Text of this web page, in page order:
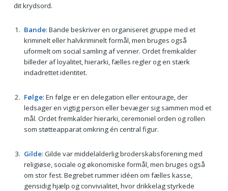
dit krydsord.
Bande: Bande beskriver en organiseret gruppe med et
kriminelt eller halvkriminelt formål, men bruges også
uformelt om social samling af venner. Ordet fremkalder
billeder af loyalitet, hierarki, fælles regler og en stærk
indadrettet identitet.
Følge: En følge er en delegation eller entourage, der
ledsager en vigtig person eller bevæger sig sammen mod et
mål. Ordet fremkalder hierarki, ceremoniel orden og rollen
som støtteapparat omkring én central figur.
Gilde: Gilde var middelalderlig broderskabsforening med
religiøse, sociale og økonomiske formål, men bruges også
om stor fest. Begrebet rummer idéen om fælles kasse,
gensidig hjælp og convivialitet, hvor drikkelag styrkede